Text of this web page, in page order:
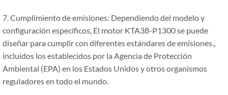
7. Cumplimiento de emisiones: Dependiendo del modelo y
configuración específicos, El motor KTA38-P1300 se puede
diseñar para cumplir con diferentes estándares de emisiones.,
incluidos los establecidos por la Agencia de Protección
Ambiental (EPA) en los Estados Unidos y otros organismos
reguladores en todo el mundo.